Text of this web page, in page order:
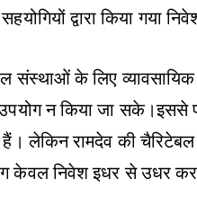
द्वारा किया गया
संस्थाओं के लिए
न किया जा सके।इससे
लेकिन रामदेव की चैरिटेबल
केवल निवेश इधर से उधर